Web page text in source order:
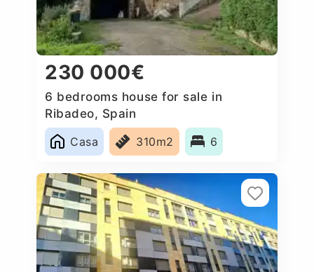
230 000€
6 bedrooms house for sale in
Ribadeo, Spain
Casa
310m2 6